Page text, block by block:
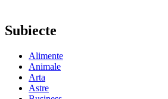
Subiecte
Alimente
Animale
Arta
Astre